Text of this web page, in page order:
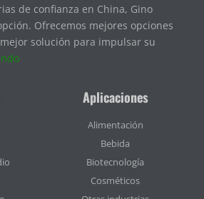
de confianza en China, Gino
Ofrecemos mejores opciones
solución para impulsar su
Aplicaciones
Alimentación
Bebida
Biotecnología
Cosméticos